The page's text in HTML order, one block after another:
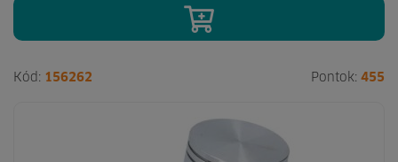
Kód: 156262 Pontok: 455